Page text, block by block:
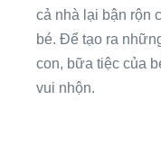
cả nhà lại bận rộn
bé. Để tạo ra
con, bữa tiệc của
vui nhộn.